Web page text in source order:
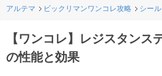
アルテマ ビックリマンワンコレ攻略 シール
【ワンコレ】レジスタンス
の性能と効果